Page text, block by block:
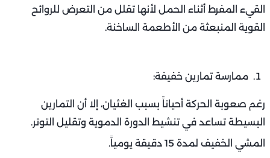
القيء المفرط أثناء الحمل لأنها تقلل من التعرض للروائح
القوية المنبعثة من الأطعمة الساخنة.
ممارسة تمارين خفيفة:
رغم صعوبة الحركة أحياناً بسبب الغثيان، إلا أن التمارين
البسيطة تساعد في تنشيط الدورة الدموية وتقليل التوتر.
المشي الخفيف لمدة 15 دقيقة يومياً.